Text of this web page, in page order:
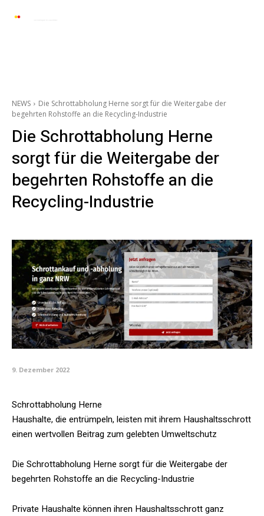
NEWS
Die Schrottabholung Herne sorgt für die Weitergabe der
begehrten Rohstoffe an die Recycling-Industrie
Die Schrottabholung Herne
sorgt für die Weitergabe der
begehrten Rohstoffe an die
Recycling-Industrie
9. Dezember 2022
Schrottabholung Herne
Haushalte, die entrümpeln, leisten mit ihrem Haushaltsschrott
einen wertvollen Beitrag zum gelebten Umweltschutz
Die Schrottabholung Herne sorgt für die Weitergabe der
begehrten Rohstoffe an die Recycling-Industrie
Private Haushalte können ihren Haushaltsschrott ganz